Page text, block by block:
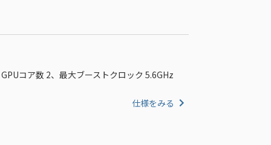
コア数 2、最大ブーストクロック 5.6GHz
仕様をみる